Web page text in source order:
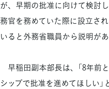
が、早期の批准に向けて検討
務官を務めていた際に設立さ
いると外務省職員から説明が
早稲田副本部長は、「8年前
シップで批准を進めてほしい